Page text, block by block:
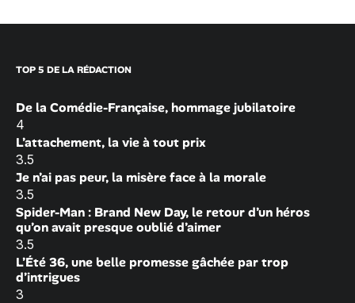
TOP 5 DE LA RÉDACTION
De la Comédie-Française, hommage jubilatoire
4
L’attachement, la vie à tout prix
3.5
Je n’ai pas peur, la misère face à la morale
3.5
Spider-Man : Brand New Day, le retour d’un héros
qu’on avait presque oublié d’aimer
3.5
L’Été 36, une belle promesse gâchée par trop
d’intrigues
3